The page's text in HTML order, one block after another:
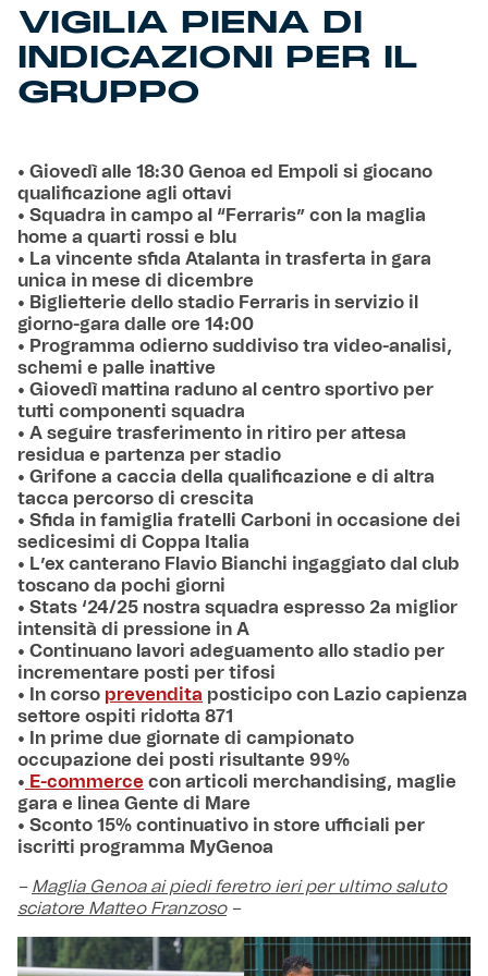
VIGILIA PIENA DI
INDICAZIONI PER IL
GRUPPO
• Giovedì alle 18:30 Genoa ed Empoli si giocano
qualificazione agli ottavi
• Squadra in campo al “Ferraris” con la maglia
home a quarti rossi e blu
• La vincente sfida Atalanta in trasferta in gara
unica in mese di dicembre
• Biglietterie dello stadio Ferraris in servizio il
giorno-gara dalle ore 14:00
• Programma odierno suddiviso tra video-analisi,
schemi e palle inattive
• Giovedì mattina raduno al centro sportivo per
tutti componenti squadra
• A seguire trasferimento in ritiro per attesa
residua e partenza per stadio
• Grifone a caccia della qualificazione e di altra
tacca percorso di crescita
• Sfida in famiglia fratelli Carboni in occasione dei
sedicesimi di Coppa Italia
• L’ex canterano Flavio Bianchi ingaggiato dal club
toscano da pochi giorni
• Stats ‘24/25 nostra squadra espresso 2a miglior
intensità di pressione in A
• Continuano lavori adeguamento allo stadio per
incrementare posti per tifosi
• In corso prevendita posticipo con Lazio capienza
settore ospiti ridotta 871
• In prime due giornate di campionato
occupazione dei posti risultante 99%
• E-commerce con articoli merchandising, maglie
gara e linea Gente di Mare
• Sconto 15% continuativo in store ufficiali per
iscritti programma MyGenoa
– Maglia Genoa ai piedi feretro ieri per ultimo saluto
sciatore Matteo Franzoso–